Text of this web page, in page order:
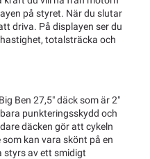
på styret. När du slutar
driva. På displayen ser du
totalsträcka och
Ben 27,5" däck som är 2"
punkteringsskydd och
däcken gör att cykeln
kan vara skönt på en
styrs av ett smidigt